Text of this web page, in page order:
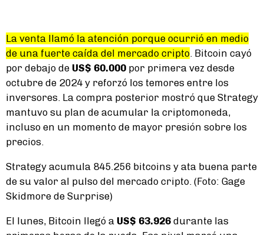
La venta llamó la atención porque ocurrió en medio
de una fuerte caída del mercado cripto . Bitcoin cayó
por debajo de US$ 60.000 por primera vez desde
octubre de 2024 y reforzó los temores entre los
inversores. La compra posterior mostró que Strategy
mantuvo su plan de acumular la criptomoneda,
incluso en un momento de mayor presión sobre los
precios.
Strategy acumula 845.256 bitcoins y ata buena parte
de su valor al pulso del mercado cripto. (Foto: Gage
Skidmore de Surprise)
El lunes, Bitcoin llegó a US$ 63.926 durante las